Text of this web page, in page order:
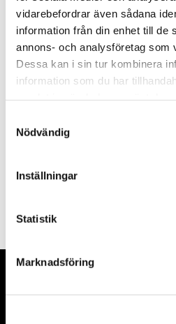
vidarebefordrar även sådana
information från din enhet till de
annons- och analysföretag som
Dessa kan i sin tur kombinera
information som du har
s
Nödvändig
Inställningar
Statistik
Marknadsföring
Lagerstatus
Artikelnr
Nyhetsbrev